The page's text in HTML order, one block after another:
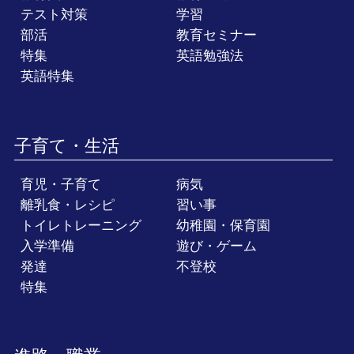
テスト対策
学習
部活
教育セミナー
特集
英語勉強法
英語特集
子育て・生活
育児・子育て
病気
離乳食・レシピ
習い事
トイレトレーニング
幼稚園・保育園
入学準備
遊び・ゲーム
発達
不登校
特集